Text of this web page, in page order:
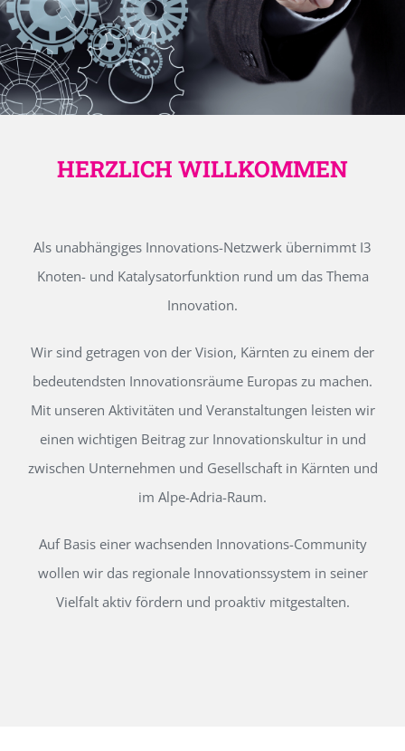
HERZLICH WILLKOMMEN
Als unabhängiges Innovations-Netzwerk übernimmt I3
Knoten- und Katalysatorfunktion rund um das Thema
Innovation.
Wir sind getragen von der Vision, Kärnten zu einem der
bedeutendsten Innovationsräume Europas zu machen.
Mit unseren Aktivitäten und Veranstaltungen leisten wir
einen wichtigen Beitrag zur Innovationskultur in und
zwischen Unternehmen und Gesellschaft in Kärnten und
im Alpe-Adria-Raum.
Auf Basis einer wachsenden Innovations-Community
wollen wir das regionale Innovationssystem in seiner
Vielfalt aktiv fördern und proaktiv mitgestalten.